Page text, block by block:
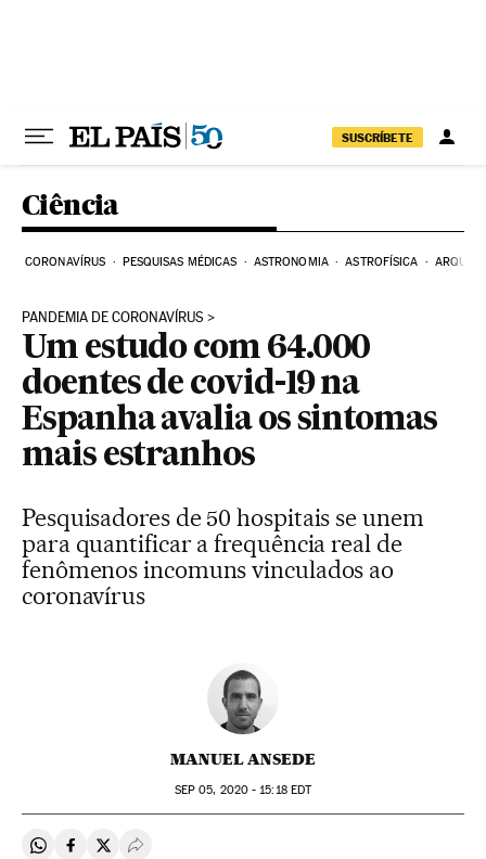
SUSCRÍBETE
Ciência
CORONAVÍRUS PESQUISAS MÉDICAS ASTRONOMIA ASTROFÍSICA
PANDEMIA DE CORONAVÍRUS
Um estudo com 64.000
doentes de covid-19 na
Espanha avalia os sintomas
mais estranhos
Pesquisadores de 50 hospitais se unem
para quantificar a frequência real de
fenômenos incomuns vinculados ao
coronavírus
MANUEL ANSEDE
SEP 05, 2020 - 15:18EDT
Compartir en Whatsapp
Compartir en Facebook
Compartir en Twitter
Desplegar Redes Sociales